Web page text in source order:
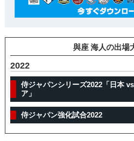
與座 海人の出場
2022
侍ジャパンシリーズ2022「日本
ア」
侍ジャパン強化試合2022